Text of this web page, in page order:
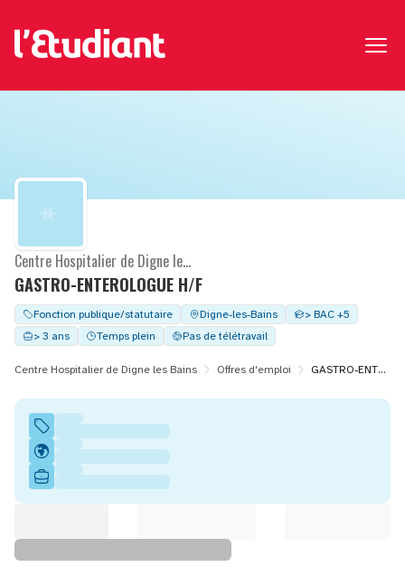
GASTRO-ENTEROLOGUE H/F
Centre Hospitalier de Digne les Bains
Fonction publique/statutaire Digne-les-Bains
> BAC +5
> 3 ans
Temps plein Pas de télétravail
Centre Hospitalier de Digne les Bains Offres d'emploi GASTRO-ENTEROLOGUE H/F